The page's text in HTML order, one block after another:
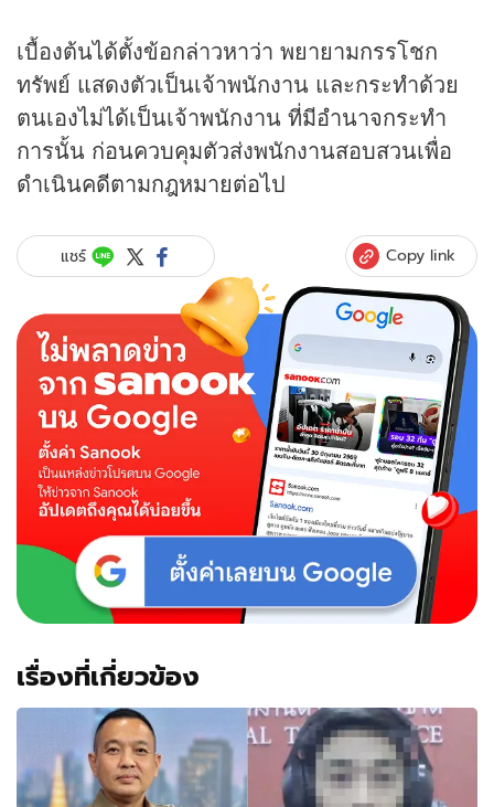
เบื้องต้นได้ตั้งข้อกล่าวหาว่า พยายามกรรโชก
ทรัพย์ แสดงตัวเป็นเจ้าพนักงาน และกระทำด้วย
ตนเองไม่ได้เป็นเจ้าพนักงาน ที่มีอำนาจกระทำ
การนั้น ก่อนควบคุมตัวส่งพนักงานสอบสวนเพื่อ
ดำเนินคดีตามกฎหมายต่อไป
แชร์ Copy link
เรื่องที่เกี่ยวข้อง